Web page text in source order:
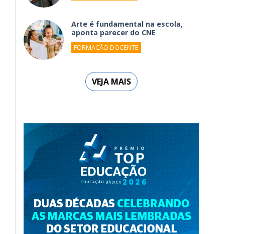
Arte é fundamental na escola,
aponta parecer do CNE
FORMAÇÃO DOCENTE
VEJA MAIS